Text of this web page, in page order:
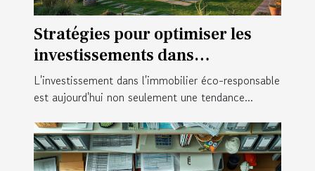
Stratégies pour optimiser les
investissements dans
l'immobilier éco-responsable
L'investissement dans l'immobilier éco-responsable
est aujourd'hui non seulement une tendance...